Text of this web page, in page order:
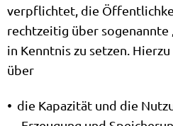
verpflichtet, die
rechtzeitig über
in Kenntnis zu setzen.
über
die Kapazität und die